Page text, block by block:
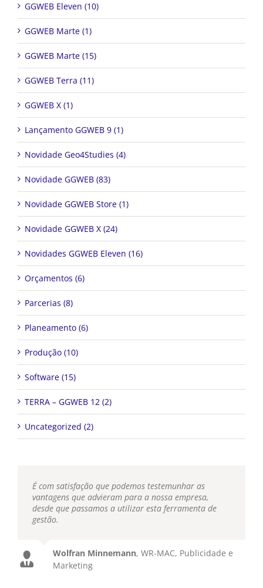
GGWEB Eleven (10)
GGWEB Marte (1)
GGWEB Marte (15)
GGWEB Terra (11)
GGWEB X (1)
Lançamento GGWEB 9 (1)
Novidade Geo4Studies (4)
Novidade GGWEB (83)
Novidade GGWEB Store (1)
Novidade GGWEB X (24)
Novidades GGWEB Eleven (16)
Orçamentos (6)
Parcerias (8)
Planeamento (6)
Produção (10)
Software (15)
TERRA – GGWEB 12 (2)
Uncategorized (2)
É com satisfação que podemos testemunhar as
vantagens que advieram para a nossa empresa,
desde que passamos a utilizar esta ferramenta de
gestão.
Wolfran Minnemann, WR-MAC, Publicidade e
Marketing